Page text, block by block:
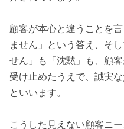
顧客が本心と違うことを
ません」という答え、そ
せん」も「沈黙」も、顧
受け止めたうえで、誠実
といいます。
こうした見えない顧客ニ